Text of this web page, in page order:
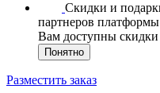
Скидки и
партнеров платформы
Вам доступны скидки
Понятно
Разместить заказ